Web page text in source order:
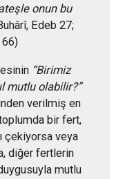
onun bu
Edeb 27;
66)
“Birimiz
mutlu olabilir?”
verilmiş en
bir fert,
çekiyorsa veya
diğer fertlerin
mutlu